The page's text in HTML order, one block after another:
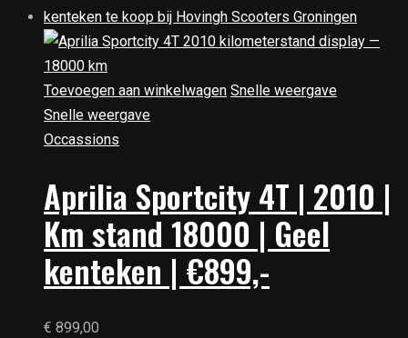
Toevoegen aan winkelwagen Snelle weergave
Snelle weergave
Occassions
Aprilia Sportcity 4T | 2010 |
Km stand 18000 | Geel
kenteken | €899,-
€ 899,00